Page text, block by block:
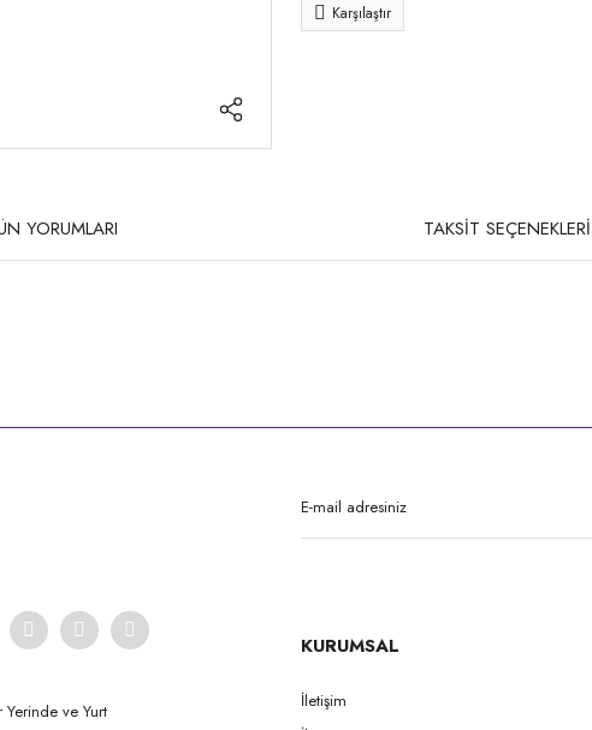
Karşılaştır
YORUMLARI TAKSİT SEÇENEKLERİ
Yerinde ve Yurt
KURUMSAL
İletişim